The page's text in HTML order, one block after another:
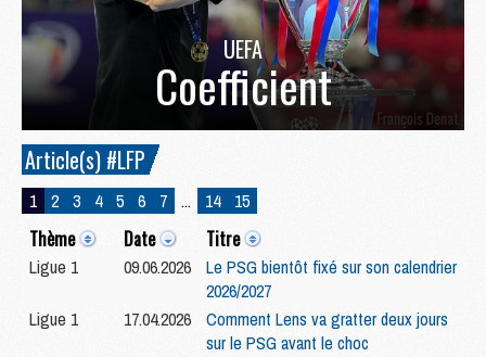
UEFA
Coefficient
Article(s) #LFP
1 2 3 4 5 6 7 ... 14 15
Thème Date Titre
Ligue 1 09.06.2026
Le PSG bientôt fixé sur son calendrier
2026/2027
Ligue 1
17.04.2026
Comment Lens va gratter deux jours
sur le PSG avant le choc